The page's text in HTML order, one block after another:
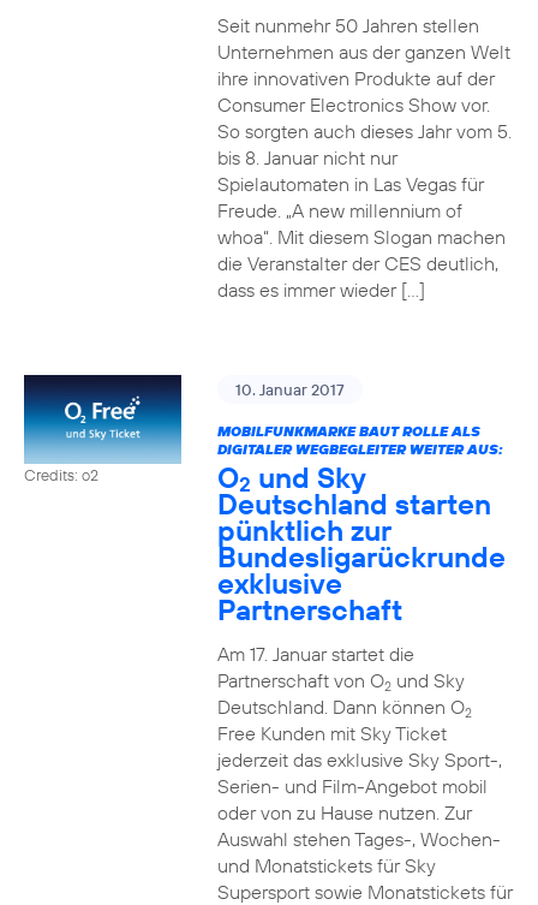
Seit nunmehr 50 Jahren stellen
Unternehmen aus der ganzen Welt
ihre innovativen Produkte auf der
Consumer Electronics Show vor.
So sorgten auch dieses Jahr vom 5.
bis 8. Januar nicht nur
Spielautomaten in Las Vegas für
Freude. „A new millennium of
whoa“. Mit diesem Slogan machen
die Veranstalter der CES deutlich,
dass es immer wieder […]
Credits: o2
10. Januar 2017
MOBILFUNKMARKE BAUT ROLLE ALS
DIGITALER WEGBEGLEITER WEITER AUS:
O2 und Sky
Deutschland starten
pünktlich zur
Bundesligarückrunde
exklusive
Partnerschaft
Am 17. Januar startet die
Partnerschaft von O2und Sky
Deutschland. Dann können O2
Free Kunden mit Sky Ticket
jederzeit das exklusive Sky Sport-,
Serien- und Film-Angebot mobil
oder von zu Hause nutzen. Zur
Auswahl stehen Tages-, Wochen-
und Monatstickets für Sky
Supersport sowie Monatstickets für